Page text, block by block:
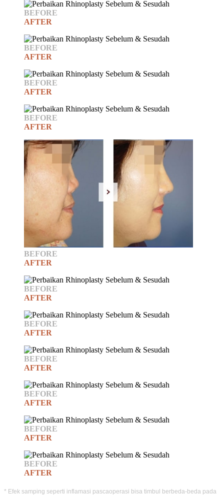
BEFORE
AFTER
BEFORE
AFTER
BEFORE
AFTER
BEFORE
AFTER
BEFORE
AFTER
BEFORE
AFTER
BEFORE
AFTER
BEFORE
AFTER
BEFORE
AFTER
BEFORE
AFTER
BEFORE
AFTER
* Efek samping seperti inflamasi pascaoperasi bisa timbul berbeda-beda pada